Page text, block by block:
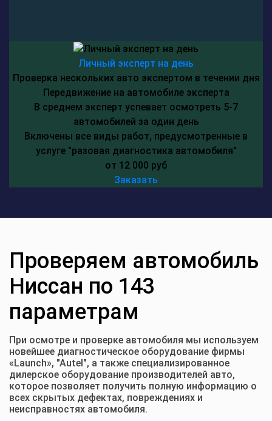
Личный эксперт на день
Проверка нескольких авто экспертом в течении дня
Передвижение на автомобиле эксперта
В среднем эксперт успевает осмотреть 5-7
автомобилей за один день
Включены все виды работ, предусмотренные в
услуге "разовая диагностика автомобиля"
от 12 000 руб
Заказать
Проверяем автомобиль
Ниссан по 143
параметрам
При осмотре и проверке автомобиля мы используем
новейшее диагностическое оборудование фирмы
«Launch», "Autel", а также специализированное
дилерское оборудование производителей авто,
которое позволяет получить полную информацию о
всех скрытых дефектах, повреждениях и
неисправностях автомобиля.